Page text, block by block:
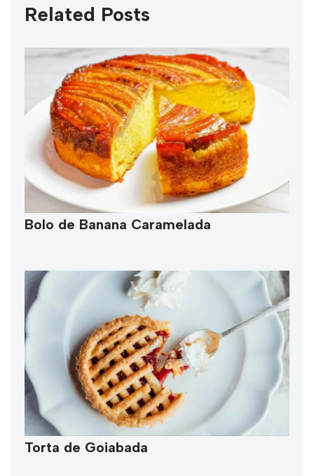
Related Posts
Bolo de Banana Caramelada
Torta de Goiabada